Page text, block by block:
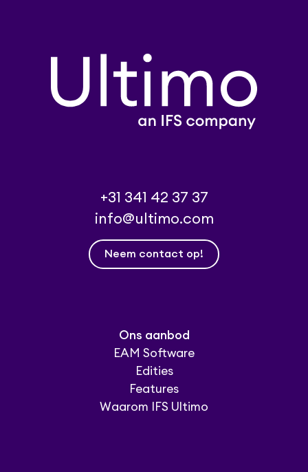
+31 341 42 37 37
info@ultimo.com
Neem contact op!
Ons aanbod
EAM Software
Edities
Features
Waarom IFS Ultimo